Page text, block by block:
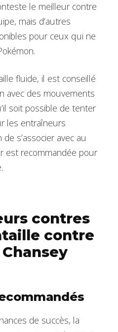
le meilleur contre
mais d’autres
pour ceux qui ne
fluide, il est conseillé
avec des mouvements
soit possible de tenter
les entraîneurs
s’associer avec au
est recommandée pour
contres
contre
de succès, la